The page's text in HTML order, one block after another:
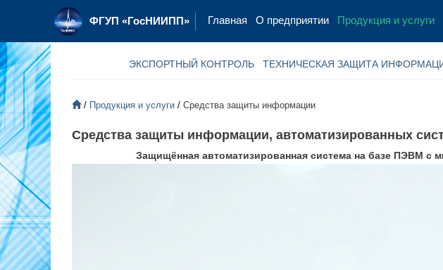
ФГУП «ГосНИИПП» Главная О предприятии Продукция и услуги
ЭКСПОРТНЫЙ КОНТРОЛЬ ТЕХНИЧЕСКАЯ ЗАЩИТА
Продукция и услуги Средства защиты информации
Средства защиты информации, автоматизированных
Защищённая автоматизированная система на базе ПЭВМ с